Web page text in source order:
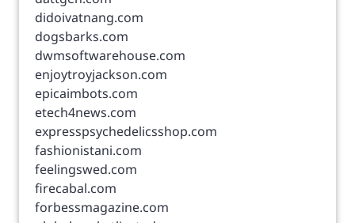
didoivatnang.com
dogsbarks.com
dwmsoftwarehouse.com
enjoytroyjackson.com
epicaimbots.com
etech4news.com
expresspsychedelicsshop.com
fashionistani.com
feelingswed.com
firecabal.com
forbessmagazine.com